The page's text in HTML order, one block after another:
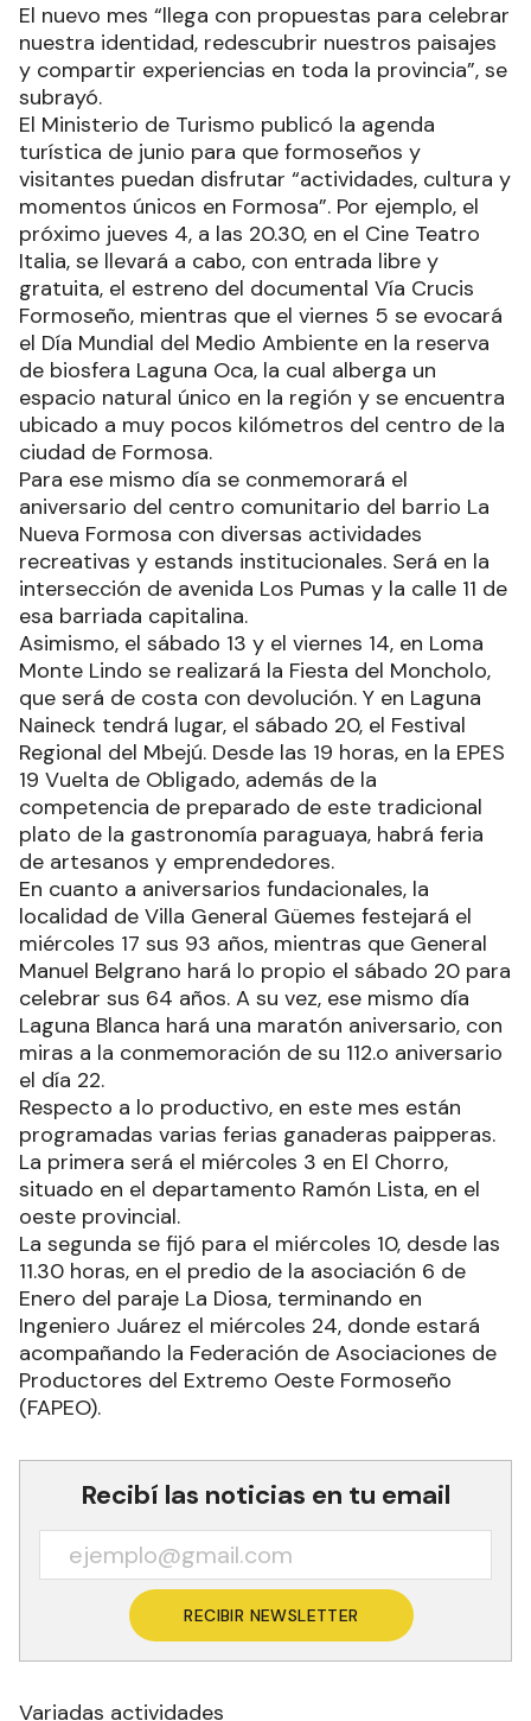
El nuevo mes “llega con propuestas para celebrar
nuestra identidad, redescubrir nuestros paisajes
y compartir experiencias en toda la provincia”, se
subrayó.
El Ministerio de Turismo publicó la agenda
turística de junio para que formoseños y
visitantes puedan disfrutar “actividades, cultura y
momentos únicos en Formosa”. Por ejemplo, el
próximo jueves 4, a las 20.30, en el Cine Teatro
Italia, se llevará a cabo, con entrada libre y
gratuita, el estreno del documental Vía Crucis
Formoseño, mientras que el viernes 5 se evocará
el Día Mundial del Medio Ambiente en la reserva
de biosfera Laguna Oca, la cual alberga un
espacio natural único en la región y se encuentra
ubicado a muy pocos kilómetros del centro de la
ciudad de Formosa.
Para ese mismo día se conmemorará el
aniversario del centro comunitario del barrio La
Nueva Formosa con diversas actividades
recreativas y estands institucionales. Será en la
intersección de avenida Los Pumas y la calle 11 de
esa barriada capitalina.
Asimismo, el sábado 13 y el viernes 14, en Loma
Monte Lindo se realizará la Fiesta del Moncholo,
que será de costa con devolución. Y en Laguna
Naineck tendrá lugar, el sábado 20, el Festival
Regional del Mbejú. Desde las 19 horas, en la EPES
19 Vuelta de Obligado, además de la
competencia de preparado de este tradicional
plato de la gastronomía paraguaya, habrá feria
de artesanos y emprendedores.
En cuanto a aniversarios fundacionales, la
localidad de Villa General Güemes festejará el
miércoles 17 sus 93 años, mientras que General
Manuel Belgrano hará lo propio el sábado 20 para
celebrar sus 64 años. A su vez, ese mismo día
Laguna Blanca hará una maratón aniversario, con
miras a la conmemoración de su 112.o aniversario
el día 22.
Respecto a lo productivo, en este mes están
programadas varias ferias ganaderas paipperas.
La primera será el miércoles 3 en El Chorro,
situado en el departamento Ramón Lista, en el
oeste provincial.
La segunda se fijó para el miércoles 10, desde las
11.30 horas, en el predio de la asociación 6 de
Enero del paraje La Diosa, terminando en
Ingeniero Juárez el miércoles 24, donde estará
acompañando la Federación de Asociaciones de
Productores del Extremo Oeste Formoseño
(FAPEO).
Recibí las noticias en tu email
RECIBIR NEWSLETTER
Variadas actividades